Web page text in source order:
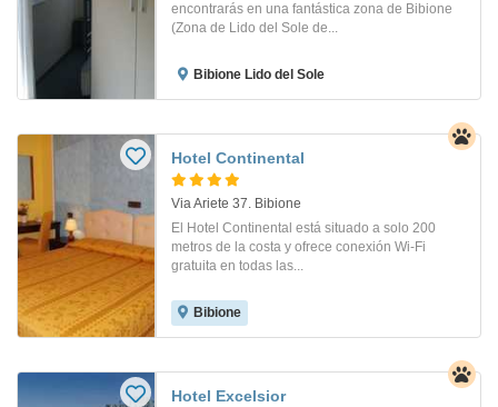
encontrarás en una fantástica zona de Bibione
(Zona de Lido del Sole de...
Bibione Lido del Sole
Hotel Continental
Via Ariete 37. Bibione
El Hotel Continental está situado a solo 200
metros de la costa y ofrece conexión Wi-Fi
gratuita en todas las...
Bibione
Hotel Excelsior